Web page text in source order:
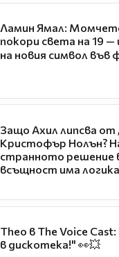
Ламин Ямал:
покори света на 19
на новия символ във
Защо Ахил липсва от
Кристофър Нолън?
странното решение
всъщност има логика
Theo в The Voice
в дискотека!" 👀💥